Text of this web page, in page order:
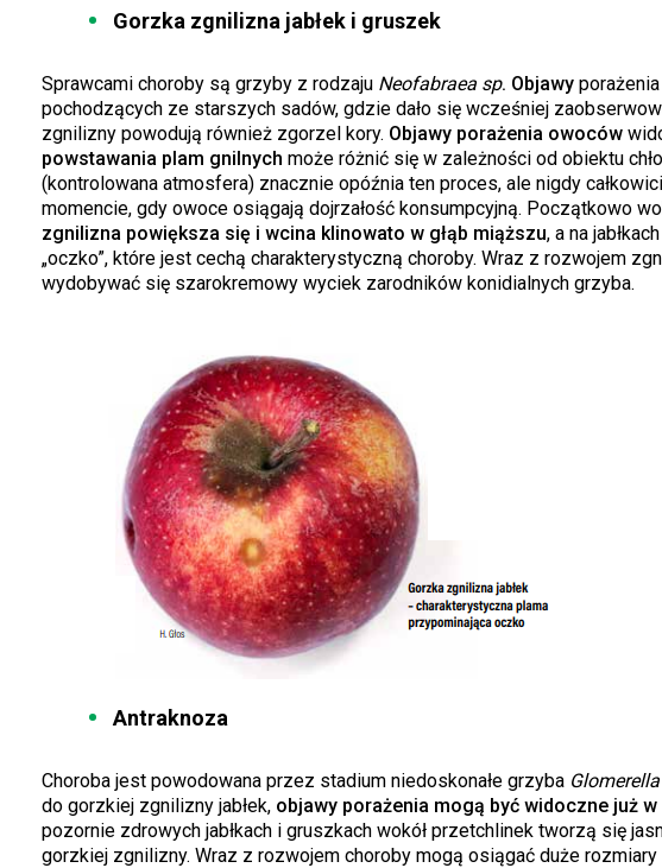
Gorzka zgnilizna jabłek i gruszek
Sprawcami choroby są grzyby z rodzaju Neofabraea sp. Objawy
pochodzących ze starszych sadów, gdzie dało się wcześniej
zgnilizny powodują również zgorzel kory. Objawy porażenia owoców
powstawania plam gnilnych może różnić się w zależności od obiektu
(kontrolowana atmosfera) znacznie opóźnia ten proces, ale nigdy
momencie, gdy owoce osiągają dojrzałość konsumpcyjną. Początkowo
zgnilizna powiększa się i wcina klinowato w głąb miąższu, a na
„oczko”, które jest cechą charakterystyczną choroby. Wraz z rozwojem
wydobywać się szarokremowy wyciek zarodników konidialnych grzyba.
Antraknoza
Choroba jest powodowana przez stadium niedoskonałe grzyba
do gorzkiej zgnilizny jabłek, objawy porażenia mogą być widoczne już
pozornie zdrowych jabłkach i gruszkach wokół przetchlinek tworzą się
gorzkiej zgnilizny. Wraz z rozwojem choroby mogą osiągać duże